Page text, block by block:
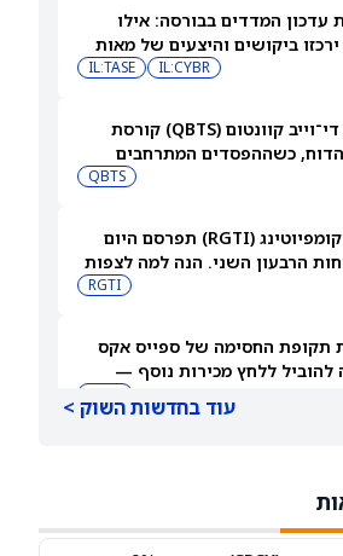
עדכון המדדים בבורסה: אילו
ירכזו ביקושים והיצעים של מאות
IL:CYBR
IL:TASE
מניית די־וייב קוונטום (QBTS) קורסת
כשההפסדים המתרחבים
מעיבים על צבר הזמנות של 40.7 מיליון
QBTS
ריגטי קומפיוטינג (RGTI) תפרסם היום
הרבעון השני. הנה למה לצפות
RGTI
תקופת החסימה של ספייס אקס
להוביל ללחץ מכירות נוסף —
מיליארד מניות נפתחות למסחר
עוד בחדשות השוק >